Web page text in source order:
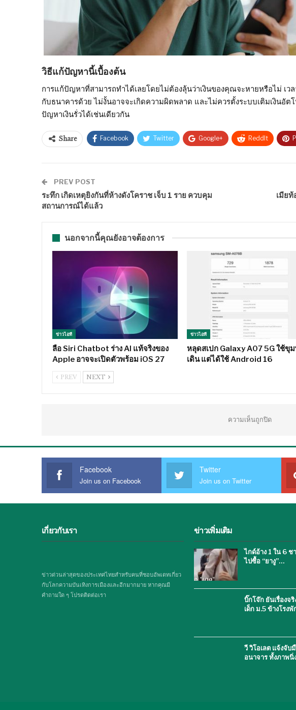
วิธีแก้ปัญหานี้เบื้องต้น
การแก้ปัญหาที่สามารถทำได้เลยโดยไม่ต้องลุ้นว่าเงินของคุณจะหายหรือไม่ เว
กับธนาคารด้วย ไม่งั้นอาจจะเกิดความผิดพลาด และไม่ควรตั้งระบบเติมเงินอัต
ปัญหาเงินรั่วได้เช่นเดียวกัน
Share Facebook Twitter Google+ ReddIt
PREV POST
ระทึก เกิดเหตุยิงกันที่ห้างดังโคราช เจ็บ 1 ราย ควบคุม
สถานการณ์ได้แล้ว
เมีย
นอกจากนี้คุณยังอาจต้องการ
ข่าวไอที
ลือ Siri Chatbot ร่าง AI แท้จริงของ
Apple อาจจะเปิดตัวพร้อม iOS 27
ข่าวไอที
หลุดสเปก Galaxy A07 5G ใช้ขุ
เดิน แต่ได้ใช้ Android 16
PREV NEXT
ความเห็นถูกปิด
Facebook
Join us on Facebook
Twitter
Join us on Twitter
เกี่ยวกับเรา
ข่าวด่วนล่าสุดของประเทศไทยสำหรับคนที่ชอบอัพเดทเกี่ยว
กับโลกความบันเทิงการเมืองและอีกมากมาย หากคุณมี
คำถามใด ๆ โปรดติดต่อเรา
ข่าวเพิ่มเติม
ไกด์อ้าง 1 ใน 6 ช
ไปซื้อ “ยางู”…
บิ๊กโจ๊ก ยันเรื่องจ
เด็ก ม.5 ข้างโรง
วี วิโอเลต แจ้งจับ
อนาจาร ทั้งภาพ